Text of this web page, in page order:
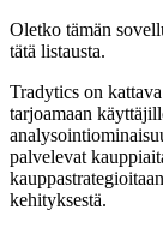
Oletko tämän
tätä listausta.
Tradytics on
tarjoamaan
palvelevat
kehityksestä.